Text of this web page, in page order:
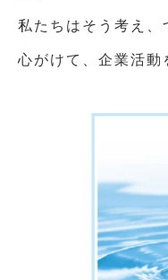
私たちはそう考え、
心がけて、 企業活動